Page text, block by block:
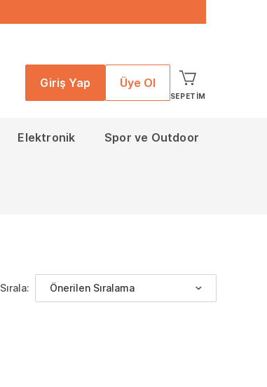
Giriş Yap Üye Ol
SEPETIM
Elektronik Spor ve Outdoor
Sırala: Önerilen Sıralama